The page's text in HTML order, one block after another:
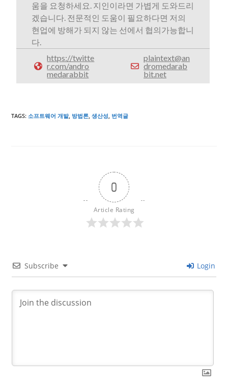
움을 요청하세요. 지인이라면 가볍게 도와드리
겠습니다. 전문적인 도움이 필요하다면 저의
현업에 방해가 되지 않는 선에서 협의가능합니
다.
https://twitte
r.com/andro
medarabbit
plaintext@an
dromedarab
bit.net
TAGS:소프트웨어 개발, 방법론, 생산성, 번역글
0
Article Rating
Subscribe Login